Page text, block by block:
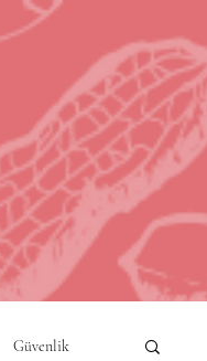
Güvenlik